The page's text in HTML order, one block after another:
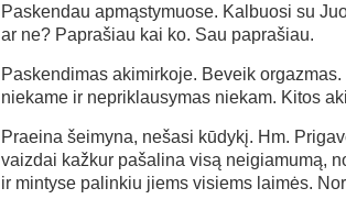
Paskendau apmąstymuose. Kalbuosi su
ar ne? Paprašiau kai ko. Sau paprašiau.
Paskendimas akimirkoje. Beveik
niekame ir nepriklausymas niekam. Kitos
Praeina šeimyna, nešasi kūdykį. Hm.
vaizdai kažkur pašalina visą neigiamumą,
ir mintyse palinkiu jiems visiems laimės.